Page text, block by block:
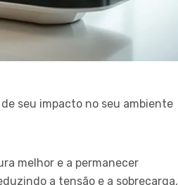
seu impacto no seu ambiente
melhor e a permanecer
a tensão e a sobrecarga,